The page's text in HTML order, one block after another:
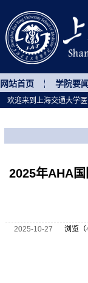
网站首页 学院要闻
2025年AHA
2025-10-27 浏览（
欢迎来到上海交通大学医